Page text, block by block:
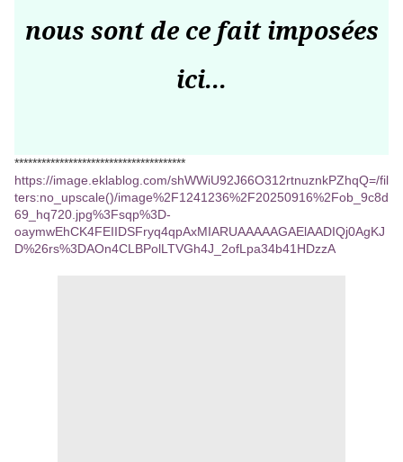
nous sont de ce fait imposées
ici...
**************************************
https://image.eklablog.com/shWWiU92J66O312rtnuznkPZhqQ=/fil
ters:no_upscale()/image%2F1241236%2F20250916%2Fob_9c8d
69_hq720.jpg%3Fsqp%3D-
oaymwEhCK4FEIIDSFryq4qpAxMIARUAAAAAGAElAADIQj0AgKJ
D%26rs%3DAOn4CLBPolLTVGh4J_2ofLpa34b41HDzzA